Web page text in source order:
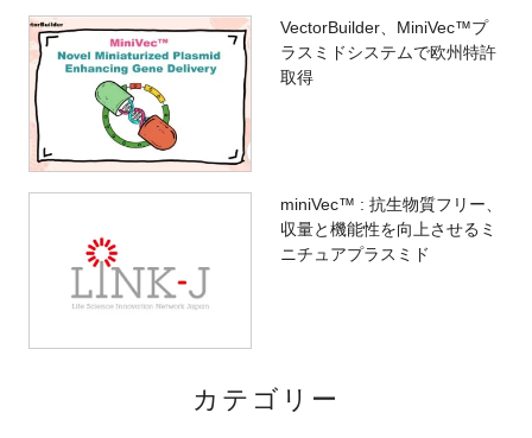
VectorBuilder、MiniVec™プ
ラスミドシステムで欧州特許
取得
miniVec™ : 抗生物質フリー、
収量と機能性を向上させるミ
ニチュアプラスミド
カテゴリー